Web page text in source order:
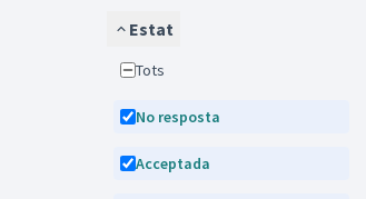
Estat
Tots
No resposta
Acceptada